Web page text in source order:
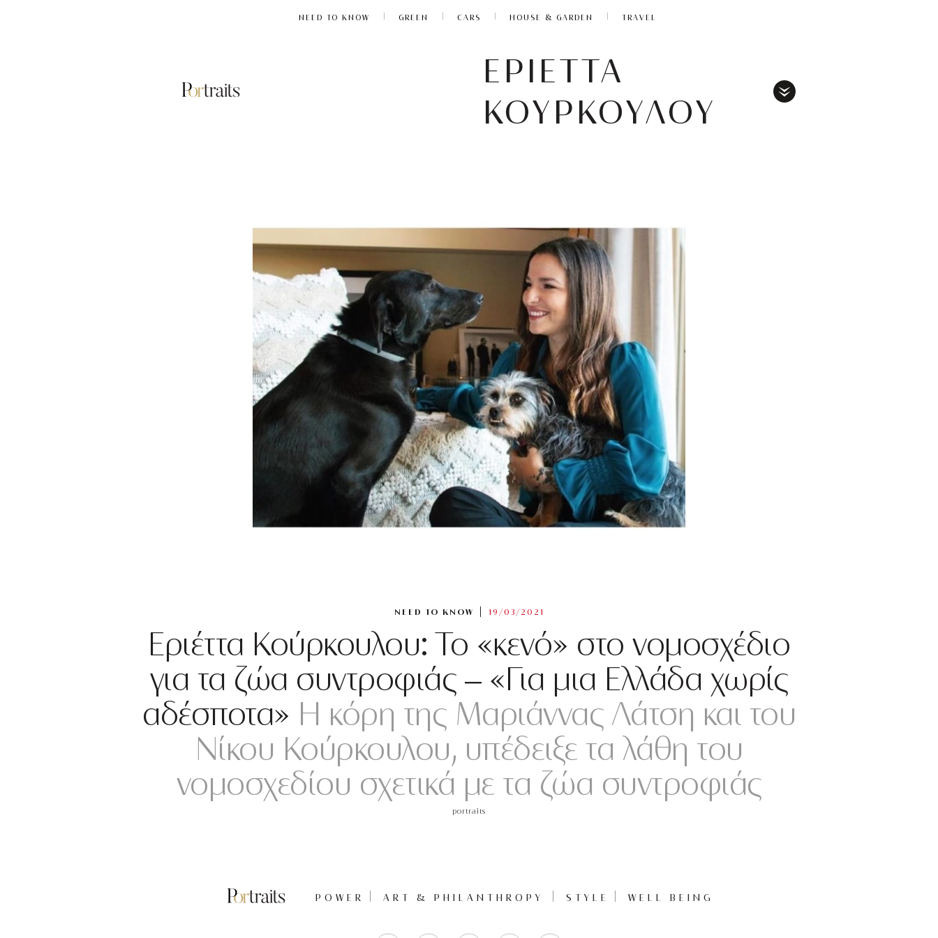
NEED TO KNOW GREEN CARS HOUSE & GARDEN TRAVEL
ΕΡΙΕΤΤΑ
ΚΟΥΡΚΟΥΛΟΥ
NEED TO KNOW 19/03/2021
Εριέττα Κούρκουλου: Το «κενό» στο νομοσχέδιο
για τα ζώα συντροφιάς – «Για μια Ελλάδα χωρίς
αδέσποτα» Η κόρη της Μαριάννας Λάτση και του
Νίκου Κούρκουλου, υπέδειξε τα λάθη του
νομοσχεδίου σχετικά με τα ζώα συντροφιάς
portraits
POWER ART & PHILANTHROPY STYLE WELL BEING